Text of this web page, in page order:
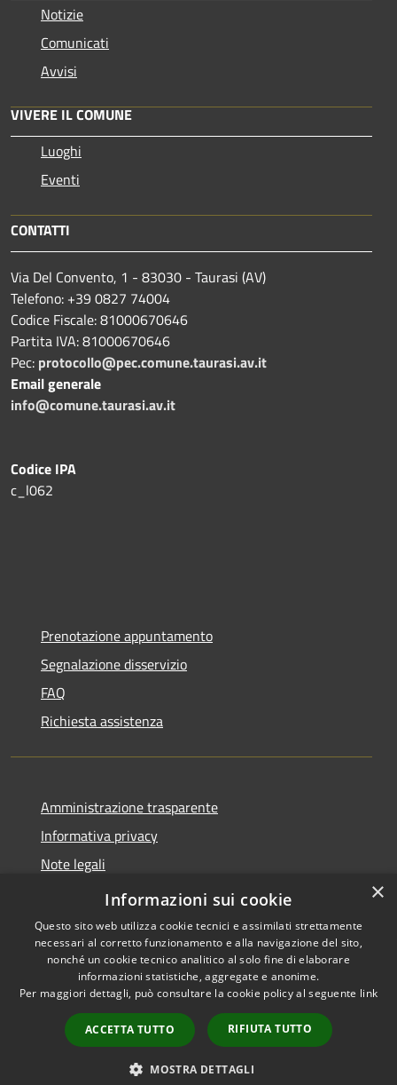
Notizie
Comunicati
Avvisi
VIVERE IL COMUNE
Luoghi
Eventi
CONTATTI
Via Del Convento, 1 - 83030 - Taurasi (AV)
Telefono: +39 0827 74004
Codice Fiscale: 81000670646
Partita IVA: 81000670646
Pec: protocollo@pec.comune.taurasi.av.it
Email generale
info@comune.taurasi.av.it
Codice IPA
c_l062
Prenotazione appuntamento
Segnalazione disservizio
FAQ
Richiesta assistenza
Amministrazione trasparente
Informativa privacy
Note legali
Dichiarazione di accessibilità
Accessibility
Copyright © 2026 • Town of
Taurasi • Powered by
Municipium•
Admin
access
×
Informazioni sui cookie
Questo sito web utilizza cookie tecnici e assimilati strettamente
necessari al corretto funzionamento e alla navigazione del sito,
nonché un cookie tecnico analitico al solo fine di elaborare
informazioni statistiche, aggregate e anonime.
Per maggiori dettagli, può consultare la cookie policy al seguente link
ACCETTA TUTTO RIFIUTA TUTTO
MOSTRA DETTAGLI